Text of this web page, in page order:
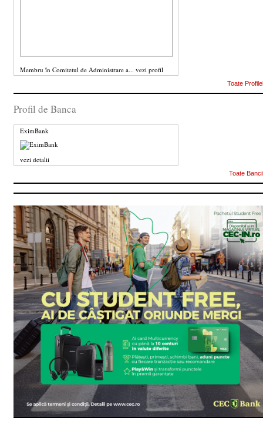
Membru în Comitetul de Administrare a... vezi profil
Toate
Profil de Banca
EximBank
vezi detalii
Toate